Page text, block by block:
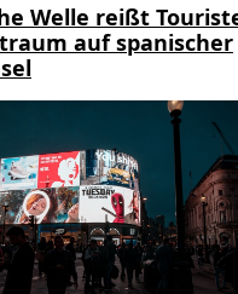
Welle reißt
auf spanischer